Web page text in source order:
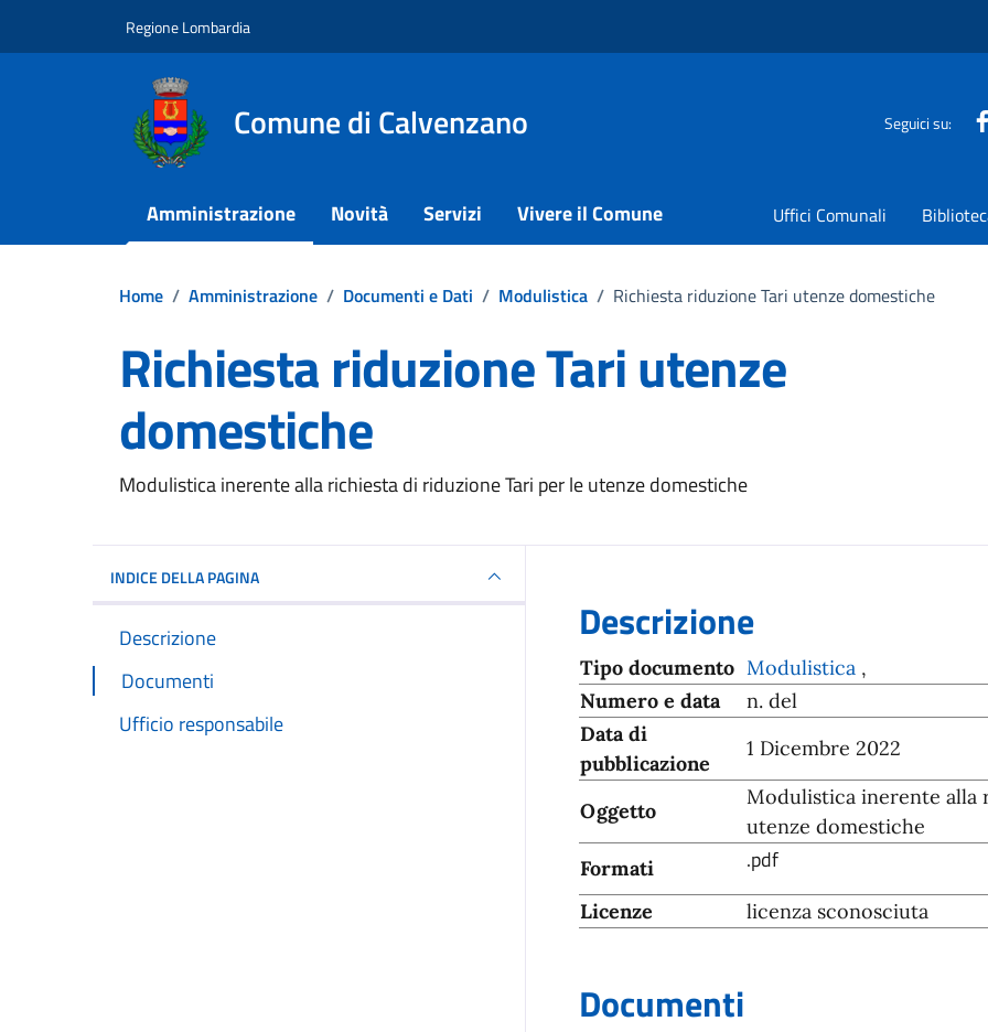
Regione Lombardia
Comune di Calvenzano Seguici su:
Amministrazione Novità Servizi Vivere il Comune Uffici Comunali
Home / Amministrazione / Documenti e Dati / Modulistica / Richiesta riduzione Tari utenze domestiche
Richiesta riduzione Tari utenze
domestiche
Dettagli del documento
Modulistica inerente alla richiesta di riduzione Tari per le utenze domestiche
INDICE DELLA PAGINA
Descrizione
Documenti
Ufficio responsabile
Descrizione
Tipo documento Modulistica ,
Numero e data
n. del
Data di
pubblicazione
1 Dicembre 2022
Oggetto
Modulistica inerente alla
utenze domestiche
Formati
.pdf
Licenze licenza sconosciuta
Documenti